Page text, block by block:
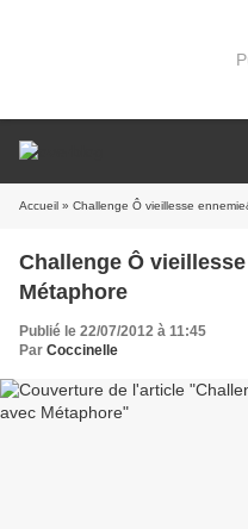
Accueil » Challenge Ô vieillesse
Challenge Ô
Métaphore
Publié le 22/07/2012 à 11:45
Par Coccinelle